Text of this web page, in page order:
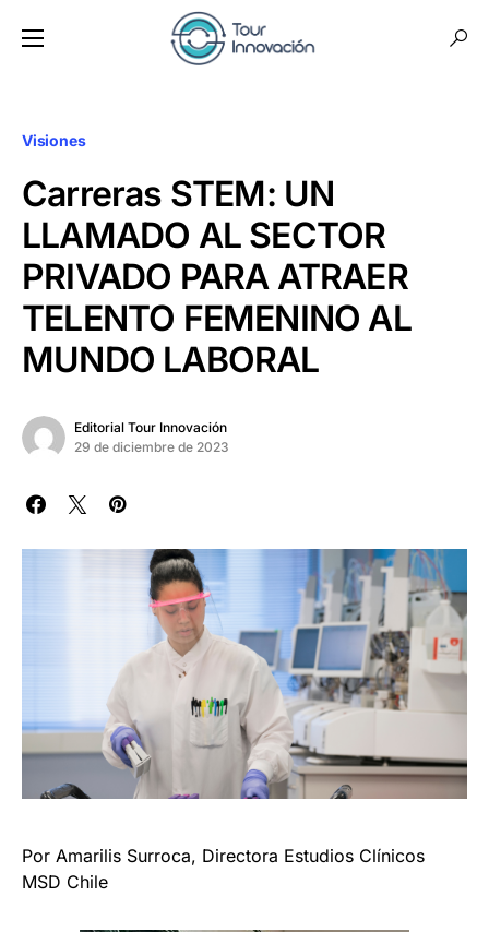
Visiones
Carreras STEM: UN
LLAMADO AL SECTOR
PRIVADO PARA ATRAER
TELENTO FEMENINO AL
MUNDO LABORAL
Editorial Tour Innovación
29 de diciembre de 2023
Por Amarilis Surroca, Directora Estudios Clínicos
MSD Chile